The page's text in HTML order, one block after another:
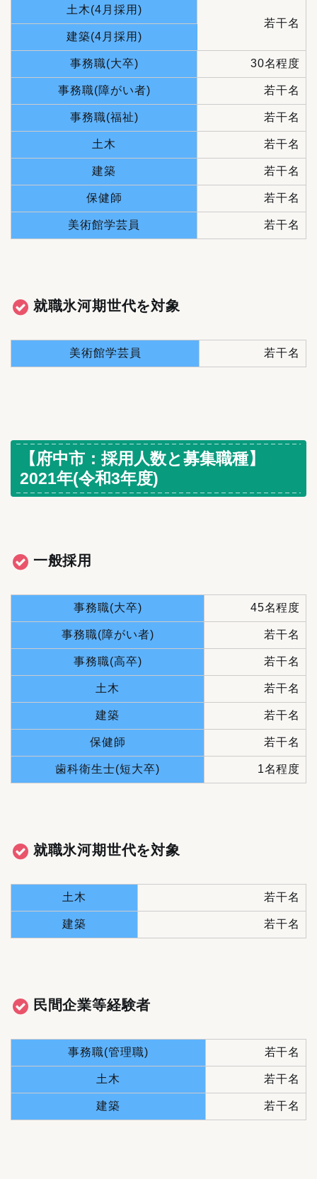
土木(4月採用)
若干名
建築(4月採用)
事務職(大卒) 30名程度
事務職(障がい者) 若干名
事務職(福祉) 若干名
土木 若干名
建築 若干名
保健師 若干名
美術館学芸員 若干名
就職氷河期世代を対象
美術館学芸員 若干名
【府中市：採用人数と募集職種】
2021年(令和3年度)
一般採用
事務職(大卒) 45名程度
事務職(障がい者) 若干名
事務職(高卒) 若干名
土木 若干名
建築 若干名
保健師 若干名
歯科衛生士(短大卒) 1名程度
就職氷河期世代を対象
土木 若干名
建築 若干名
民間企業等経験者
事務職(管理職) 若干名
土木 若干名
建築 若干名